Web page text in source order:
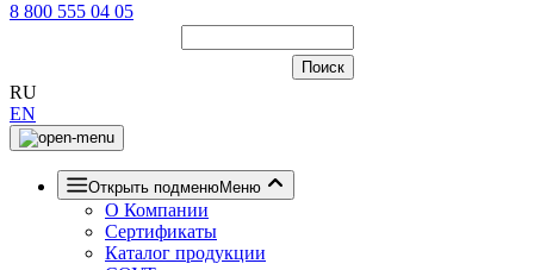
8 800 555 04 05
RU
EN
Открыть подменюМеню
О Компании
Сертификаты
Каталог продукции